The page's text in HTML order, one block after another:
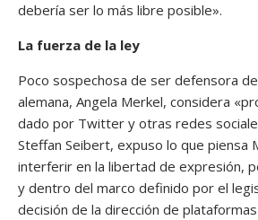
debería ser lo más libre posible».
La fuerza de la ley
Poco sospechosa de ser defensora
alemana, Angela Merkel, considera
dado por Twitter y otras redes
Steffan Seibert, expuso lo que piensa
interferir en la libertad de expresión,
y dentro del marco definido por el
decisión de la dirección de